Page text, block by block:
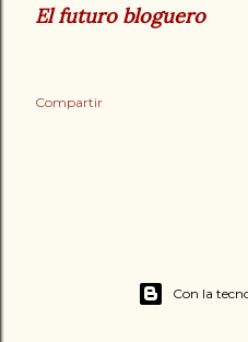
El futuro bloguero
Compartir
Con la